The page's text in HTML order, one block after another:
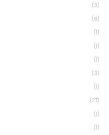
(3)
(6)
(1)
(1)
(1)
(3)
(1)
(27)
(1)
(1)